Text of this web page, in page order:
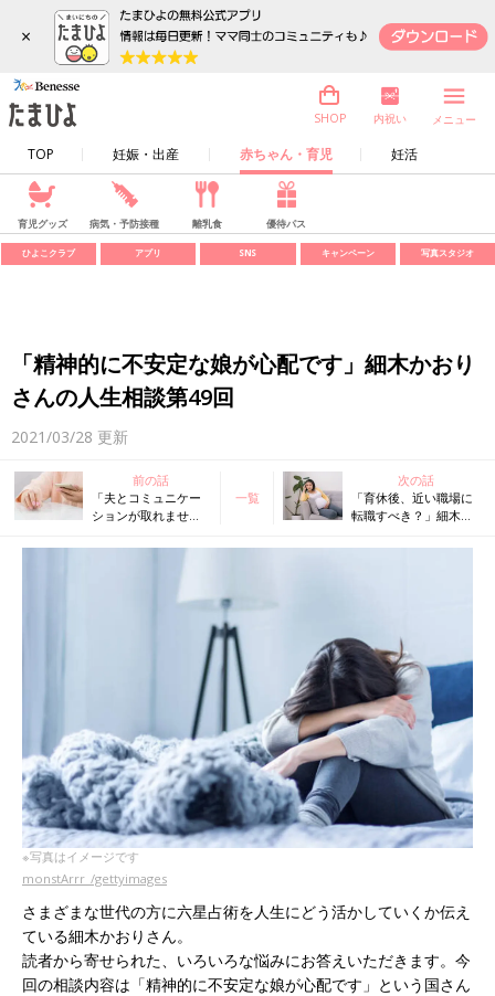
×
TOP 妊娠・出産 赤ちゃん・育児 妊活
SHOP 内祝い メニュー
育児グッズ 病気・予防接種 離乳食 優待パス
ひよこクラブ アプリ SNS キャンペーン 写真スタジオ
「精神的に不安定な娘が心配です」細木かおり
さんの人生相談第49回
2021/03/28 更新
前の話
「夫とコミュニケー
ションが取れませ
の人生相談第48回
一覧
次の話
「育休後、近い職場に
転職すべき？」細木か
50回
※写真はイメージです
monstArrr_/gettyimages
さまざまな世代の方に六星占術を人生にどう活かしていくか伝え
ている細木かおりさん。
読者から寄せられた、いろいろな悩みにお答えいただきます。今
回の相談内容は「精神的に不安定な娘が心配です」という国さん